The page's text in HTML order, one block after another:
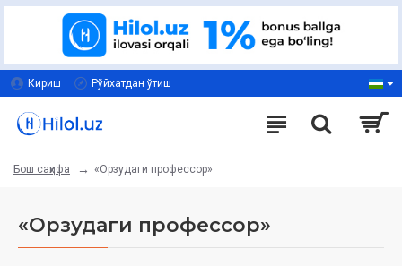
Кириш Рўйхатдан ўтиш
Бош саҳифа «Орзудаги профессор»
«Орзудаги профессор»